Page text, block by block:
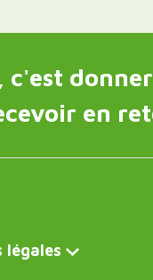
c'est
en
légales